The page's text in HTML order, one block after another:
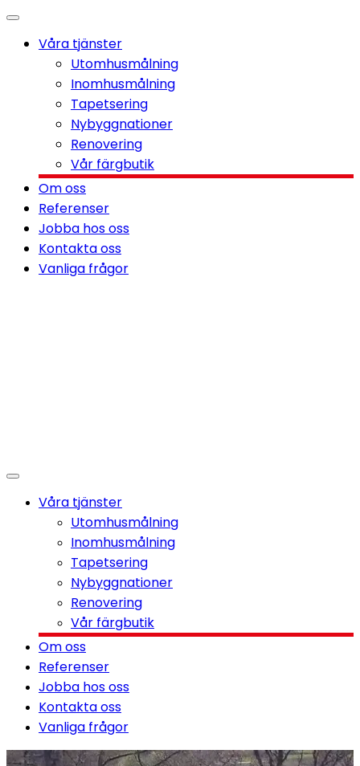
Våra tjänster
Utomhusmålning
Inomhusmålning
Tapetsering
Nybyggnationer
Renovering
Vår färgbutik
Om oss
Referenser
Jobba hos oss
Kontakta oss
Vanliga frågor
Våra tjänster
Utomhusmålning
Inomhusmålning
Tapetsering
Nybyggnationer
Renovering
Vår färgbutik
Om oss
Referenser
Jobba hos oss
Kontakta oss
Vanliga frågor